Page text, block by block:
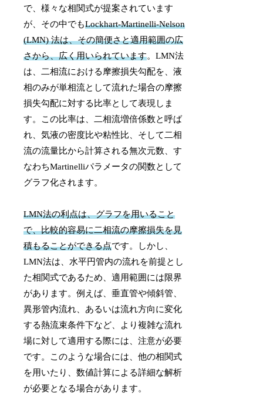
で、様々な相関式が提案されています
が、その中でもLockhart-Martinelli-Nelson
(LMN) 法は、その簡便さと適用範囲の広
さから、広く用いられています。LMN法
は、二相流における摩擦損失勾配を、液
相のみが単相流として流れた場合の摩擦
損失勾配に対する比率として表現しま
す。この比率は、二相流増倍係数と呼ば
れ、気液の密度比や粘性比、そして二相
流の流量比から計算される無次元数、す
なわちMartinelliパラメータの関数として
グラフ化されます。
LMN法の利点は、グラフを用いること
で、比較的容易に二相流の摩擦損失を見
積もることができる点です。しかし、
LMN法は、水平円管内の流れを前提とし
た相関式であるため、適用範囲には限界
があります。例えば、垂直管や傾斜管、
異形管内流れ、あるいは流れ方向に変化
する熱流束条件下など、より複雑な流れ
場に対して適用する際には、注意が必要
です。このような場合には、他の相関式
を用いたり、数値計算による詳細な解析
が必要となる場合があります。